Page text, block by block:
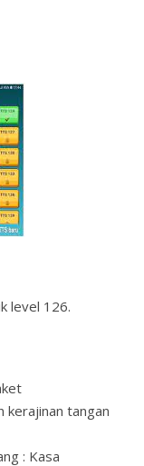
level 126.
kerajinan tangan
: Kasa